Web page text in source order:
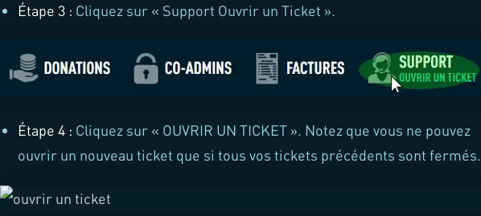
Étape 3 : Cliquez sur « Support Ouvrir un Ticket ».
Étape 4 : Cliquez sur « OUVRIR UN TICKET ». Notez que vous ne pouvez
ouvrir un nouveau ticket que si tous vos tickets précédents sont fermés.